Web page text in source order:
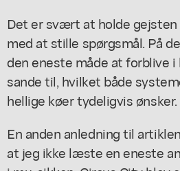
Det er svært at holde gejsten
med at stille spørgsmål. På
den eneste måde at forblive i
sande til, hvilket både
hellige køer tydeligvis ønsker.
En anden anledning til
at jeg ikke læste en eneste